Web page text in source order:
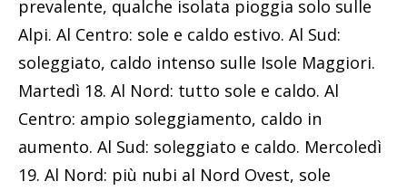
prevalente, qualche isolata pioggia solo sulle
Alpi. Al Centro: sole e caldo estivo. Al Sud:
soleggiato, caldo intenso sulle Isole Maggiori.
Martedì 18. Al Nord: tutto sole e caldo. Al
Centro: ampio soleggiamento, caldo in
aumento. Al Sud: soleggiato e caldo. Mercoledì
19. Al Nord: più nubi al Nord Ovest, sole